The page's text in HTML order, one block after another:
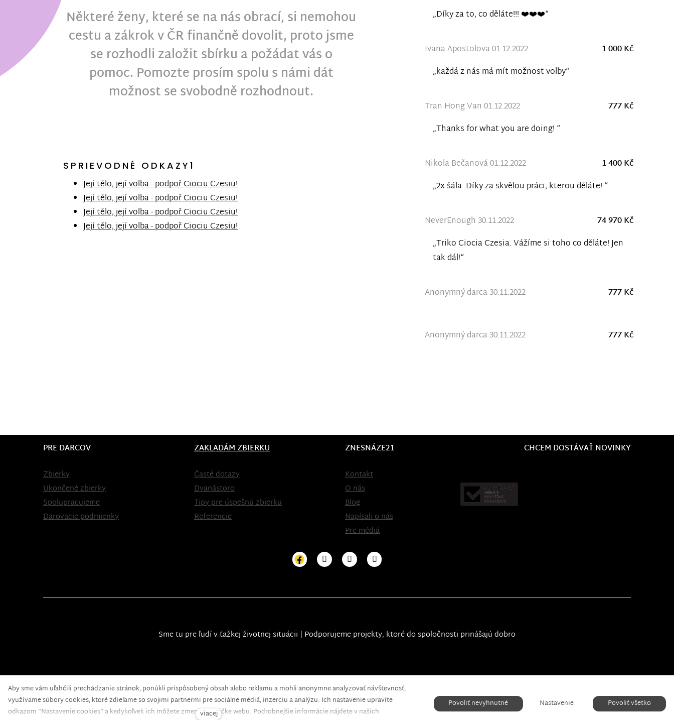
Některé ženy, které se na nás obrací, si nemohou
cestu a zákrok v ČR finančně dovolit, proto jsme
se rozhodli založit sbírku a požádat vás o
pomoc. Pomozte prosím spolu s námi dát
možnost se svobodně rozhodnout.
SPRIEVODNÉ ODKAZY1
Její tělo, její volba - podpoř Ciociu Czesiu!
Její tělo, její volba - podpoř Ciociu Czesiu!
Její tělo, její volba - podpoř Ciociu Czesiu!
Její tělo, její volba - podpoř Ciociu Czesiu!
„Díky za to, co děláte!!! ❤️❤️❤️“
Ivana Apostolova 01.12.2022
1 000 Kč
„každá z nás má mít možnost volby“
Tran Hong Van 01.12.2022
777 Kč
„Thanks for what you are doing! “
Nikola Bečanová 01.12.2022
1 400 Kč
„2x šála. Díky za skvělou práci, kterou děláte! “
NeverEnough 30.11.2022
74 970 Kč
„Triko Ciocia Czesia. Vážíme si toho co děláte! Jen
tak dál!“
Anonymný darca 30.11.2022 777 Kč
Anonymný darca 30.11.2022 777 Kč
PRE DARCOV
Zbierky
Ukončené zbierky
Spolupracujeme
Darovacie podmienky
ZAKLADÁM ZBIERKU
Časté dotazy
Dvanástoro
Tipy pre úspešnú zbierku
Referencie
ZNESNÁZE21
Kontakt
O nás
Blog
Napísali o nás
Pre médiá
CHCEM DOSTÁVAŤ NOVINKY
Sme tu pre ľudí v ťažkej životnej situácii | Podporujeme projekty, ktoré do spoločnosti prinášajú dobro
Nadační fond pomoci© 2020 — web běží nasolidpixels. Nastavenie cookies
Aby sme vám uľahčili prechádzanie stránok, ponúkli prispôsobený obsah alebo reklamu a mohli anonymne analyzovať návštevnosť,
využívame súbory cookies, ktoré zdieľame so svojimi partnermi pre sociálne médiá, inzerciu a analýzu. Ich nastavenie upravíte
odkazom "Nastavenie cookies" a kedykoľvek ich môžete zmeniť v pätičke webu. Podrobnejšie informácie nájdete v našich
viacej
Povoliť nevyhnutné Nastavenie Povoliť všetko